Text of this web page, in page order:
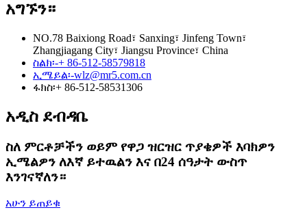
አግኙን።
NO.78 Baixiong Road፣ Sanxing፣ Jinfeng Town፣
Zhangjiagang City፣ Jiangsu Province፣ China
ስልክ፡-+ 86-512-58579818
ኢሜይል፡-wlz@mr5.com.cn
ፋክስ፡+ 86-512-58531306
አዲስ ደብዳቤ
ስለ ምርቶቻችን ወይም የዋጋ ዝርዝር ጥያቄዎች እባክዎን
ኢሜልዎን ለእኛ ይተዉልን እና በ24 ሰዓታት ውስጥ
እንገናኛለን።
አሁን ይጠይቁ